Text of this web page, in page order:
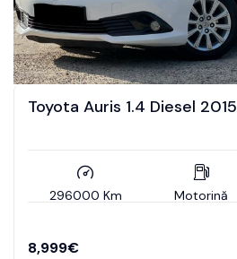
Toyota Auris 1.4 Diesel 2015
296000 Km Motorină
8,999€